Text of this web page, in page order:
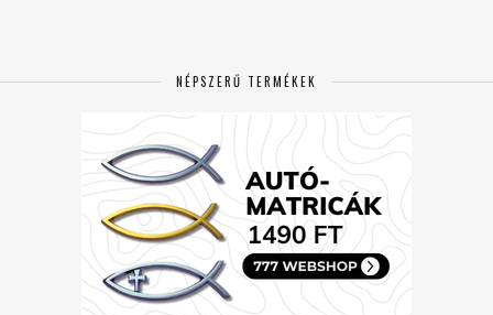
NÉPSZERŰ TERMÉKEK